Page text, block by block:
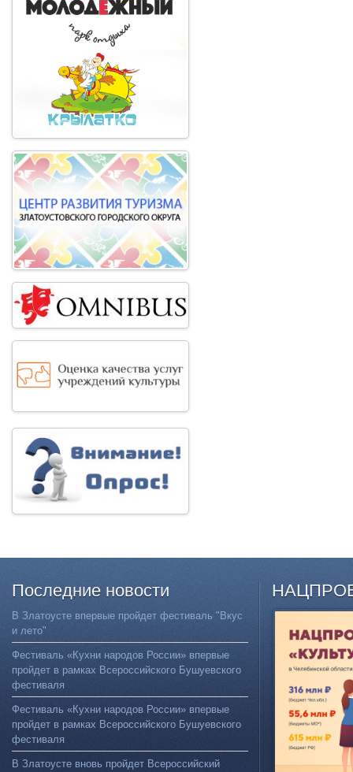
Последние новости
В Златоусте впервые пройдет фестиваль "Вкус
и лето"
Фестиваль «Кухни народов России» впервые
пройдет в рамках Всероссийского Бушуевского
фестиваля
Фестиваль «Кухни народов России» впервые
пройдет в рамках Всероссийского Бушуевского
фестиваля
В Златоусте вновь пройдет Всероссийский